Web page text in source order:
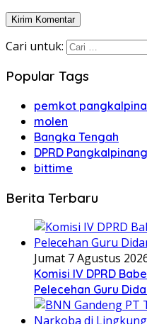
Cari untuk:
Popular Tags
pemkot
molen
Bangka Tengah
DPRD Pangkalpinang
bittime
Berita Terbaru
Jumat 7 Agustus
Komisi IV DPRD
Pelecehan Guru